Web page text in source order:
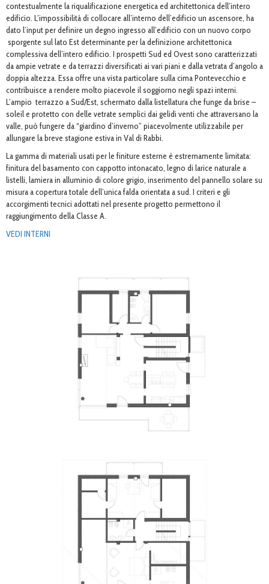
contestualmente la riqualificazione energetica ed architettonica dell’intero
edificio. L’impossibilità di collocare all’interno dell’edificio un ascensore, ha
dato l’input per definire un degno ingresso all’edificio con un nuovo corpo
sporgente sul lato Est determinante per la definizione architettonica
complessiva dell’intero edificio. I prospetti Sud ed Ovest sono caratterizzati
da ampie vetrate e da terrazzi diversificati ai vari piani e dalla vetrata d’angolo a
doppia altezza. Essa offre una vista particolare sulla cima Pontevecchio e
contribuisce a rendere molto piacevole il soggiorno negli spazi interni.
L’ampio terrazzo a Sud/Est, schermato dalla listellatura che funge da brise –
soleil e protetto con delle vetrate semplici dai gelidi venti che attraversano la
valle, può fungere da “giardino d’inverno” piacevolmente utilizzabile per
allungare la breve stagione estiva in Val di Rabbi.
La gamma di materiali usati per le finiture esterne è estremamente limitata:
finitura del basamento con cappotto intonacato, legno di larice naturale a
listelli, lamiera in alluminio di colore grigio, inserimento del pannello solare su
misura a copertura totale dell’unica falda orientata a sud. I criteri e gli
accorgimenti tecnici adottati nel presente progetto permettono il
raggiungimento della Classe A.
VEDI INTERNI